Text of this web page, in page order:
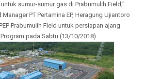
sumur-sumur gas di Prabumulih Field,"
PT Pertamina EP, Heragung Ujiantoro
Prabumulih Field untuk persiapan ajang
pada Sabtu (13/10/2018).